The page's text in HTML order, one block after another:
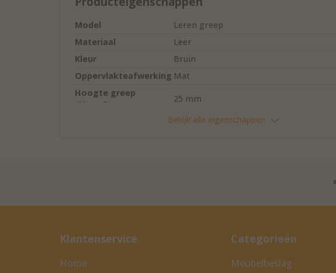
Model
Leren greep
Materiaal
Leer
Kleur
Bruin
Oppervlakteafwerking Mat
Hoogte greep
(Maat B)
25 mm
Bekijk alle eigenschappen
Klantenservice
Home
Categorieën
Meubelbeslag